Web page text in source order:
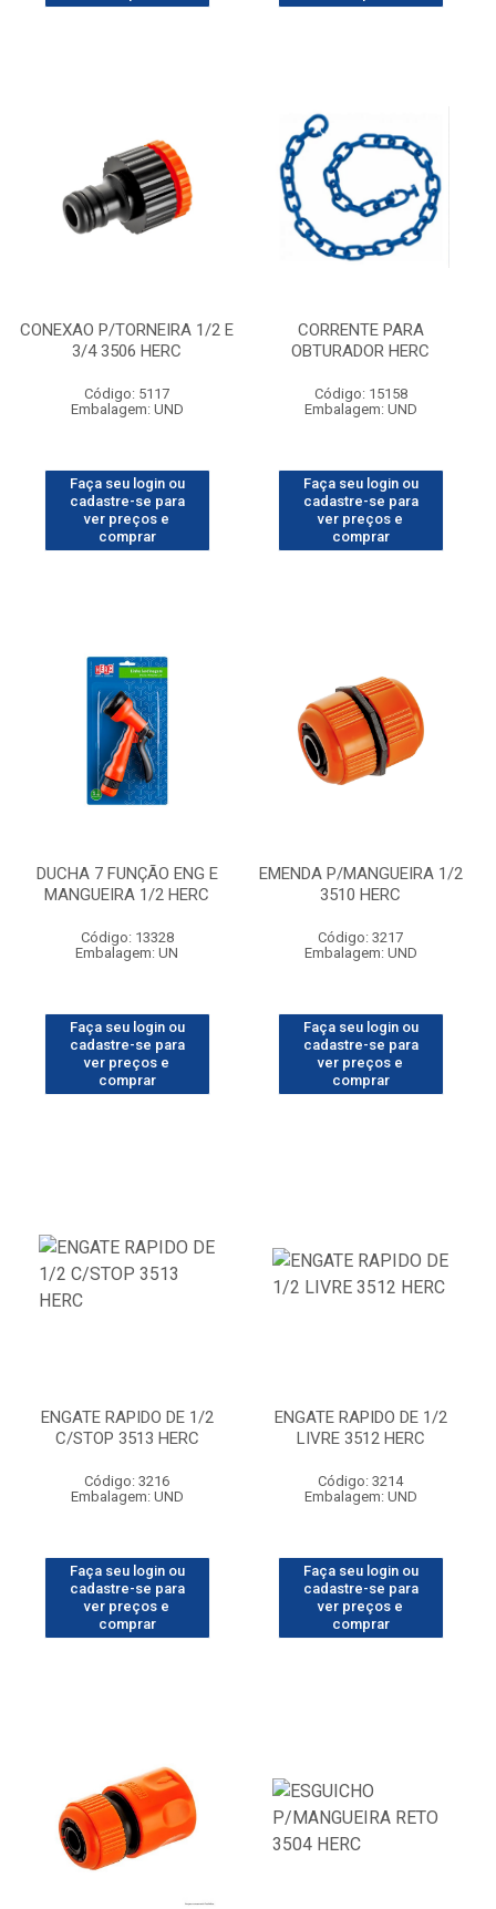
CONEXAO P/TORNEIRA 1/2 E
3/4 3506 HERC
Código: 5117
Embalagem: UND
Faça seu login ou
cadastre-se para
ver preços e
comprar
CORRENTE PARA
OBTURADOR HERC
Código: 15158
Embalagem: UND
Faça seu login ou
cadastre-se para
ver preços e
comprar
DUCHA 7 FUNÇÃO ENG E
MANGUEIRA 1/2 HERC
Código: 13328
Embalagem: UN
Faça seu login ou
cadastre-se para
ver preços e
comprar
EMENDA P/MANGUEIRA 1/2
3510 HERC
Código: 3217
Embalagem: UND
Faça seu login ou
cadastre-se para
ver preços e
comprar
ENGATE RAPIDO DE 1/2
C/STOP 3513 HERC
Código: 3216
Embalagem: UND
Faça seu login ou
cadastre-se para
ver preços e
comprar
ENGATE RAPIDO DE 1/2
LIVRE 3512 HERC
Código: 3214
Embalagem: UND
Faça seu login ou
cadastre-se para
ver preços e
comprar